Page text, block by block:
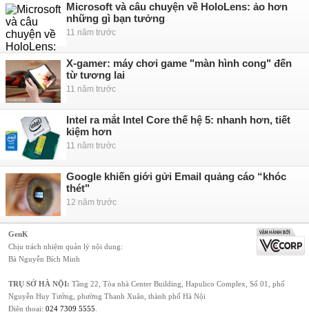
Microsoft và câu chuyện về HoloLens: ảo hơn
những gì bạn tưởng
11 năm trước
X-gamer: máy chơi game "màn hình cong" đến
từ tương lai
11 năm trước
Intel ra mắt Intel Core thế hệ 5: nhanh hơn, tiết
kiệm hơn
11 năm trước
Google khiến giới gửi Email quảng cáo “khóc
thét"
12 năm trước
GenK
Chịu trách nhiệm quản lý nội dung:
Bà Nguyễn Bích Minh
TRỤ SỞ HÀ NỘI: Tầng 22, Tòa nhà Center Building, Hapulico Complex, Số 01, phố
Nguyễn Huy Tưởng, phường Thanh Xuân, thành phố Hà Nội
Điện thoại: 024 7309 5555